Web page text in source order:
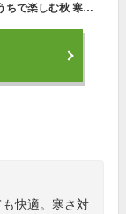
【スーパーセール割引】お歳暮・冬ギフト特集 おうちで楽しむ秋 寒さ対策 スキーヘルメット超軽量一体成形通気性スノーボードヘルメットレッドM
快適。寒さ対